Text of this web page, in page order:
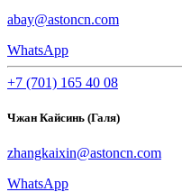
abay@astoncn.com
WhatsApp
+7 (701) 165 40 08
Чжан Кайсинь (Галя)
zhangkaixin@astoncn.com
WhatsApp